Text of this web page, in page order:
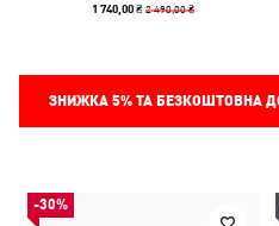
1 740,00 ₴2 490,00 ₴
ЗНИЖКА 5%ТА БЕЗКОШТОВНА
-30%